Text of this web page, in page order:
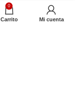
0
Carrito Mi cuenta